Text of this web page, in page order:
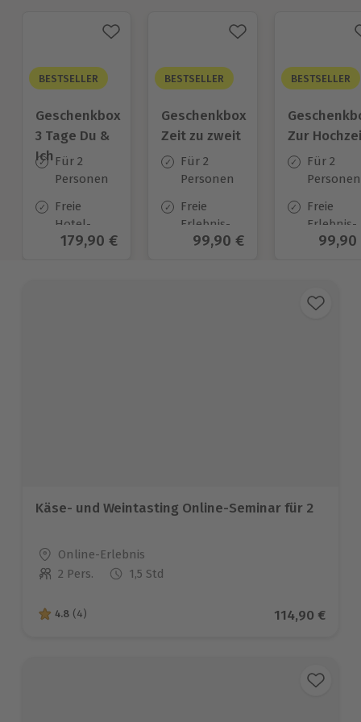
BESTSELLER
Geschenkbox
3 Tage Du &
Ich Für 2
Personen
Freie
Hotel-
Auswahl
Aktueller Preis
179,90 €
BESTSELLER
Geschenkbox
Zeit zu zweit
Für 2
Personen
Freie
Erlebnis-
Auswahl
Aktueller Preis
99,90 €
BESTSELLER
Zur
Für 2
Personen
Freie
Erlebnis-
Auswahl
99,90
Käse- und Weintasting Online-Seminar für 2
Standort
Online-Erlebnis
Anzahl der Teilnehmer
2 Pers. 1,5 Std
4.8 von 5 Sternen basierend auf 4 Bewertungen
4.8 (4) Aktueller
114,90 €